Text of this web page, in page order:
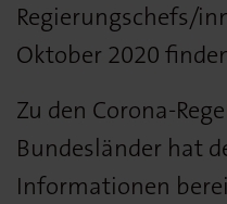
Regierungschefs/
Oktober 2020
Zu den Corona-
Bundesländer hat
Informationen